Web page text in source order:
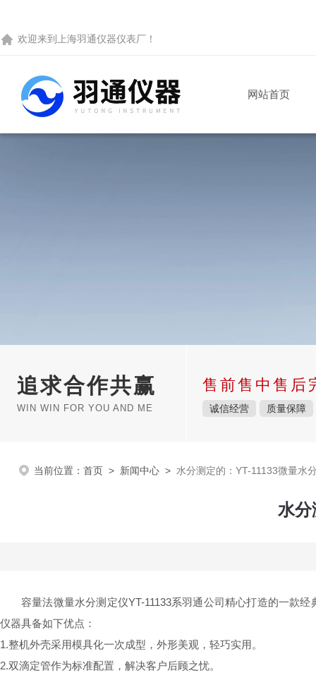
欢迎来到 上海羽通仪器仪表厂 ！
网站首页
追求合作共赢
WIN WIN FOR YOU AND ME
售前售中售后
诚信经营 质量保障
当前位置： 首页 > 新闻中心 > 水分测定的：YT-11133微量水
水分
容量法微量水分测定仪YT-11133系羽通公司精心打造的一款
仪器具备如下优点：
1.整机外壳采用模具化一次成型，外形美观，轻巧实用。
2.双滴定管作为标准配置，解决客户后顾之忧。